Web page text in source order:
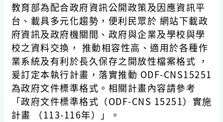
教育部為配合政府資訊公開政策及因應資訊平
台、載具多元化趨勢，便利民眾於 網站下載政
府資訊及政府機關間、政府與企業及學校與學
校之資料交換， 推動相容性高、適用於各種作
業系統及有利於長久保存之開放性檔案格式 ，
爰訂定本執行計畫，落實推動 ODF-CNS15251
為政府文件標準格式。相關計畫內容請參考
「政府文件標準格式（ODF-CNS 15251）實施
計畫 （113-116年）」。